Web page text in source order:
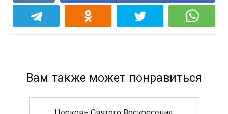
Вам также может понравиться